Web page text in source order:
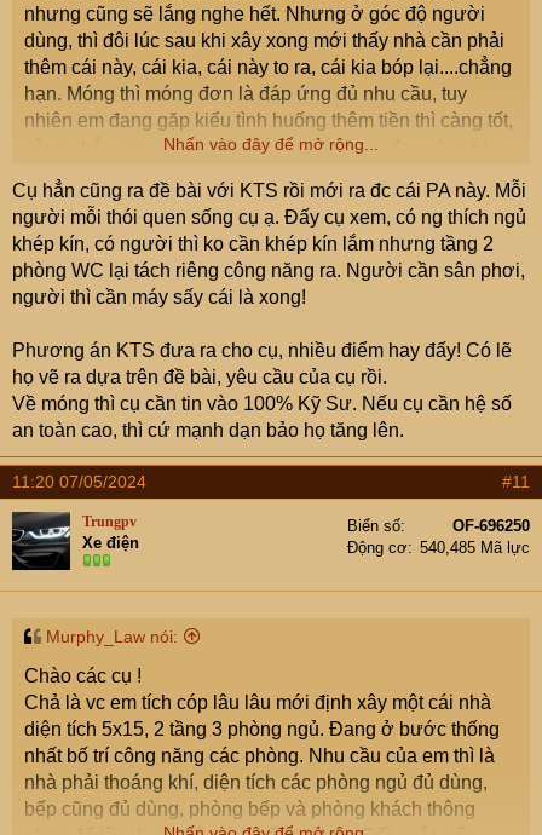
nên đường ống đến bể bẫy mỡ phải lớn và thẳng
để thông cho dễ (Bẫy mỡ phải để ở bên ngoài) –
RIÊNG ĐƯỜNG ỐNG NÀY PHẢI THẲNG ĐẾN BỂ
BẪY MỠ.
Các phần thi công ngầm phải được chụp ảnh lưu
lại trước khi thi công phần che khuất (Sàn,
Khi ngâm chống thấm thì mực nước không được
cao quá 2cm để tránh hiện tượng sức căng mặt
ngoài của nước ngăn bột xi măng thẩm thấu vào
trong các lỗ nhỏ. Các phần chống thấm cần thi công
bằng nhiệt với vật tư chuyên dụng (giấy chống
Bể nước (bình nước inox) trên mái nên có che
nắng.
Cần phải có bình năng lượng mặt trời.
Các góc phòng cạnh nhau nên có 1 ống nhựa PCV
phi 16 thông nhau và bịt lại để đề phòng sau này có
các kết nối tín hiệu phát sinh trong tương lai.
Tủ bếp nên có phần cốt nền cao 5 – 10cm để nếu
cần rửa sẽ không ảnh hưởng để tủ bếp gỗ. Dưới tủ
bếp có ke nhựa hoặc nhôm để che phần chân.
Các điểm nên để vòi nước phụ (Vòi nước có đầu
nối nhanh) để rửa, tưới khi cần : Bếp, ban công,
bên ngoài tòa nhà, sân, phòng giặt phơi, gần các
cục nóng điều hòa …
Tủ kỹ thuật điện nhẹ nên đặt tại tầng trung gian
(tầng 2) để tối ưu đi dây mạng, dây Camera (Ưu
tiên lắp Camera IP)
Cần làm tổ tiếp địa chung cho nhà để an toàn và
đảm bảo chất lượng với các thiết bị yêu cầu cao
nhưng cũng sẽ lắng nghe hết. Nhưng ở góc độ người
dùng, thì đôi lúc sau khi xây xong mới thấy nhà cần phải
thêm cái này, cái kia, cái này to ra, cái kia bóp lại....chẳng
hạn. Móng thì móng đơn là đáp ứng đủ nhu cầu, tuy
nhiên em đang gặp kiểu tình huống thêm tiền thì càng tốt,
càng chắc, sau đỡ lăn tăn đó cụ. Có lẽ em đang hơi bị
Nhấn vào đây để mở rộng...
Cụ hẳn cũng ra đề bài với KTS rồi mới ra đc cái PA này. Mỗi
người mỗi thói quen sống cụ ạ. Đấy cụ xem, có ng thích ngủ
khép kín, có người thì ko cần khép kín lắm nhưng tầng 2
phòng WC lại tách riêng công năng ra. Người cần sân phơi,
người thì cần máy sấy cái là xong!
Phương án KTS đưa ra cho cụ, nhiều điểm hay đấy! Có lẽ
họ vẽ ra dựa trên đề bài, yêu cầu của cụ rồi.
Về móng thì cụ cần tin vào 100% Kỹ Sư. Nếu cụ cần hệ số
an toàn cao, thì cứ mạnh dạn bảo họ tăng lên.
11:20 07/05/2024 #11
Trungpv
Xe điện
Biển số
OF-696250
Động cơ
540,485 Mã lực
Murphy_Law nói:
Chào các cụ !
Chả là vc em tích cóp lâu lâu mới định xây một cái nhà
diện tích 5x15, 2 tầng 3 phòng ngủ. Đang ở bước thống
nhất bố trí công năng các phòng. Nhu cầu của em thì là
nhà phải thoáng khí, diện tích các phòng ngủ đủ dùng,
bếp cũng đủ dùng, phòng bếp và phòng khách thông